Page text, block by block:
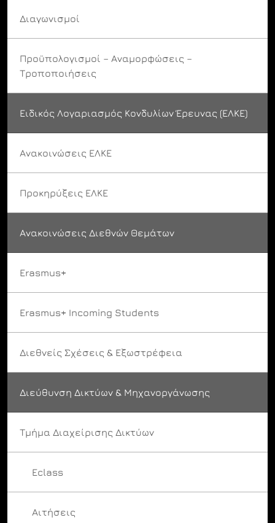
Διαγωνισμοί
Προϋπολογισμοί – Αναμορφώσεις –
Τροποποιήσεις
Ειδικός Λογαριασμός Κονδυλίων Έρευνας (ΕΛΚΕ)
Ανακοινώσεις ΕΛΚΕ
Προκηρύξεις ΕΛΚΕ
Ανακοινώσεις Διεθνών Θεμάτων
Erasmus+
Erasmus+ Incoming Students
Διεθνείς Σχέσεις & Εξωστρέφεια
Διεύθυνση Δικτύων & Μηχανοργάνωσης
Τμήμα Διαχείρισης Δικτύων
Eclass
Αιτήσεις